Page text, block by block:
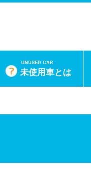
UNUSED CAR
未使用車とは